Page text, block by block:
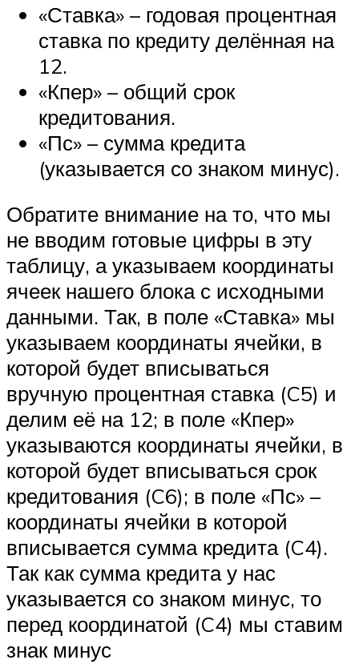
«Ставка» – годовая процентная
ставка по кредиту делённая на
12.
«Кпер» – общий срок
кредитования.
«Пс» – сумма кредита
(указывается со знаком минус).
Обратите внимание на то, что мы
не вводим готовые цифры в эту
таблицу, а указываем координаты
ячеек нашего блока с исходными
данными. Так, в поле «Ставка» мы
указываем координаты ячейки, в
которой будет вписываться
вручную процентная ставка (C5) и
делим её на 12; в поле «Кпер»
указываются координаты ячейки, в
которой будет вписываться срок
кредитования (C6); в поле «Пс» –
координаты ячейки в которой
вписывается сумма кредита (C4).
Так как сумма кредита у нас
указывается со знаком минус, то
перед координатой (C4) мы ставим
знак минус